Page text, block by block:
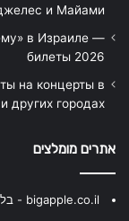
и Майами
в Израиле —
билеты 2026
на концерты в
других городах
אתרים מומלצים
bigapple.co.il - בלוג בניית אתרים